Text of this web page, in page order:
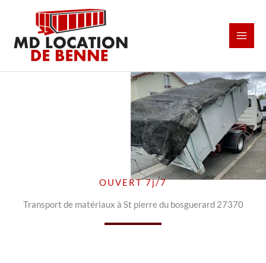
contenu
OUVERT 7j/7
Transport de matériaux à St pierre du bosguerard 27370